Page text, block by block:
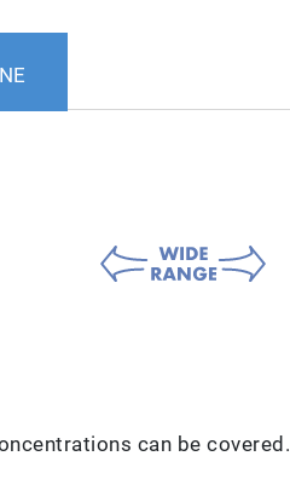
can be covered.